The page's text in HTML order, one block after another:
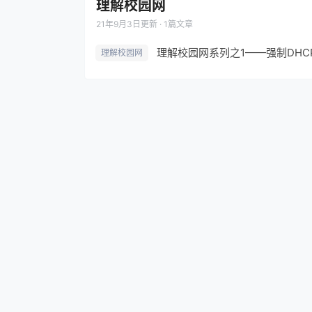
理解校园网
21年9月3日 更新 · 1篇文章
理解校园网 理解校园网系列之1——强制